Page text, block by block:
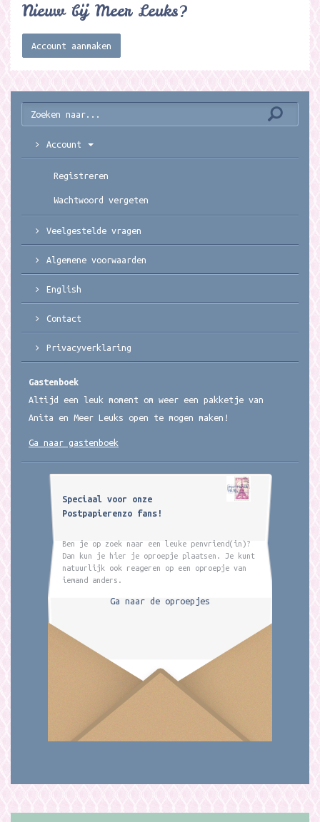
Nieuw bij Meer Leuks?
Account aanmaken
Account
Registreren
Wachtwoord vergeten
Veelgestelde vragen
Algemene voorwaarden
English
Contact
Privacyverklaring
Gastenboek
Altijd een leuk moment om weer een pakketje van
Anita en Meer Leuks open te mogen maken!
Ga naar gastenboek
Speciaal voor onze
Postpapierenzo fans!
Ben je op zoek naar een leuke penvriend(in)?
Dan kun je hier je oproepje plaatsen. Je kunt
natuurlijk ook reageren op een oproepje van
iemand anders.
Ga naar de oproepjes